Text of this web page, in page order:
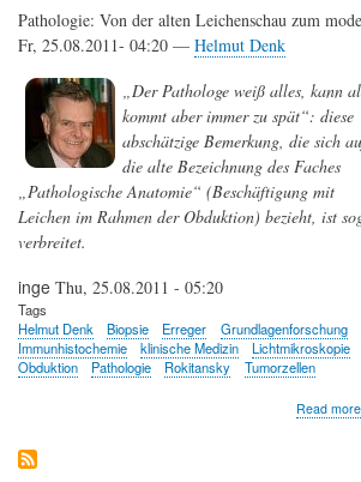
Pathologie: Von der alten Leichenschau zum
Fr, 25.08.2011- 04:20 — Helmut Denk
„Der Pathologe weiß alles, kann
kommt aber immer zu spät“: diese
abschätzige Bemerkung, die sich
die alte Bezeichnung des Faches
„Pathologische Anatomie“ (Beschäftigung mit
Leichen im Rahmen der Obduktion) bezieht, ist
verbreitet.
inge Thu, 25.08.2011 - 05:20
Tags
Helmut Denk
Biopsie Erreger Grundlagenforschung
Immunhistochemie
klinische Medizin Lichtmikroskopie
Obduktion
Pathologie Rokitansky Tumorzellen
Read more